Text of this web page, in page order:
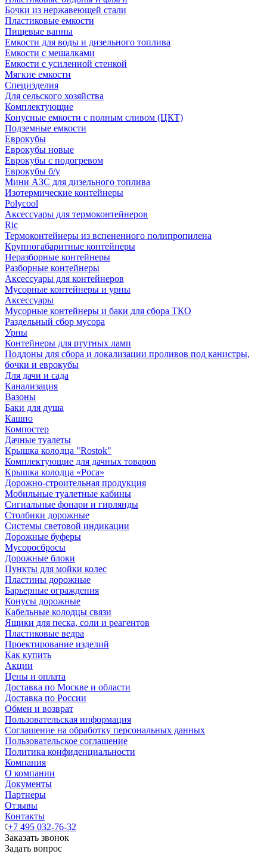
Бочки из нержавеющей стали
Пластиковые емкости
Пищевые ванны
Емкости для воды и дизельного топлива
Емкости с мешалками
Емкости с усиленной стенкой
Мягкие емкости
Специзделия
Для сельского хозяйства
Комплектующие
Конусные емкости с полным сливом (ЦКТ)
Подземные емкости
Еврокубы
Еврокубы новые
Еврокубы с подогревом
Еврокубы б/у
Мини АЗС для дизельного топлива
Изотермические контейнеры
Polycool
Аксессуары для термоконтейнеров
Ric
Термоконтейнеры из вспененного полипропилена
Крупногабаритные контейнеры
Неразборные контейнеры
Разборные контейнеры
Аксессуары для контейнеров
Мусорные контейнеры и урны
Аксессуары
Мусорные контейнеры и баки для сбора ТКО
Раздельный сбор мусора
Урны
Контейнеры для ртутных ламп
Поддоны для сбора и локализации проливов под канистры,
бочки и еврокубы
Для дачи и сада
Канализация
Вазоны
Баки для душа
Кашпо
Компостер
Дачные туалеты
Крышка колодца "Rostok"
Комплектующие для дачных товаров
Крышка колодца «Роса»
Дорожно-строительная продукция
Мобильные туалетные кабины
Сигнальные фонари и гирлянды
Столбики дорожные
Системы световой индикации
Дорожные буферы
Мусоросбросы
Дорожные блоки
Пункты для мойки колес
Пластины дорожные
Барьерные ограждения
Конусы дорожные
Кабельные колодцы связи
Ящики для песка, соли и реагентов
Пластиковые ведра
Проектирование изделий
Как купить
Акции
Цены и оплата
Доставка по Москве и области
Доставка по России
Обмен и возврат
Пользовательская информация
Соглашение на обработку персональных данных
Пользовательское соглашение
Политика конфиденциальности
Компания
О компании
Документы
Партнеры
Отзывы
Контакты
+7 495 032-76-32
Заказать звонок
Задать вопрос